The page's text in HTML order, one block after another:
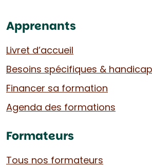
Apprenants
Livret d’accueil
Besoins spécifiques & handicap
Financer sa formation
Agenda des formations
Formateurs
Tous nos formateurs